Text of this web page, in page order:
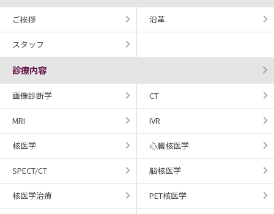
ご挨拶 沿革
スタッフ
診療内容
画像診断学 CT
MRI IVR
核医学 心臓核医学
SPECT/CT 脳核医学
核医学治療 PET核医学